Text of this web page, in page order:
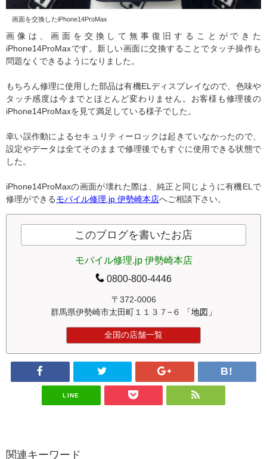
画面を交換したiPhone14ProMax
画像は、画面を交換して無事復旧することができた
iPhone14ProMaxです。新しい画面に交換することでタッチ操作も
問題なくできるようになりました。
もちろん修理に使用した部品は有機ELディスプレイなので、色味や
タッチ感度は今までとほとんど変わりません。お客様も修理後の
iPhone14ProMaxを見て満足している様子でした。
幸い誤作動によるセキュリティーロックは起きていなかったので、
設定やデータは全てそのままで修理後でもすぐに使用できる状態で
した。
iPhone14ProMaxの画面が壊れた際は、純正と同じように有機ELで
修理ができる モバイル修理.jp 伊勢崎本店へご相談下さい。
このブログを書いたお店
モバイル修理.jp 伊勢崎本店
0800-800-4446
〒372-0006
群馬県伊勢崎市太田町１１３７−６
「地図」
全国の店舗一覧
LINE
関連キーワード